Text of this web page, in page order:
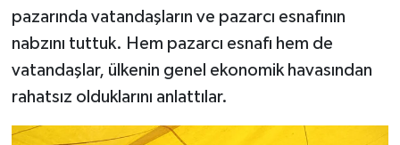
pazarında vatandaşların ve pazarcı esnafının
nabzını tuttuk. Hem pazarcı esnafı hem de
vatandaşlar, ülkenin genel ekonomik havasından
rahatsız olduklarını anlattılar.